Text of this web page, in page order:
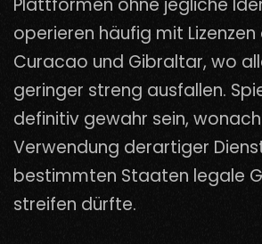
Plattformen ohne jegliche
operieren häufig mit Lizenzen
Curacao und Gibraltar, wo
geringer streng ausfallen.
definitiv gewahr sein,
Verwendung derartiger
bestimmten Staaten legale
streifen dürfte.